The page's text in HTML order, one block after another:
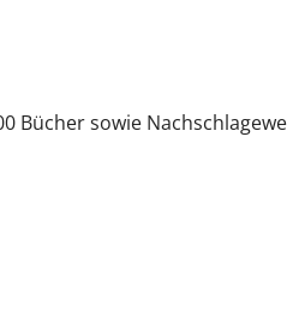
Bücher sowie